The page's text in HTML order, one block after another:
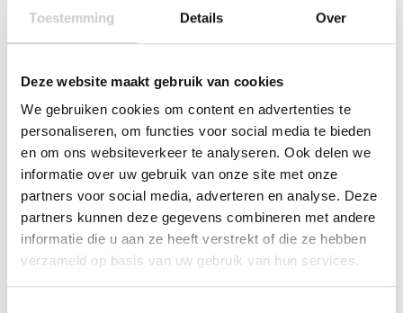
Toestemming Details Over
Deze website maakt gebruik van cookies
We gebruiken cookies om content en advertenties te
personaliseren, om functies voor social media te bieden
en om ons websiteverkeer te analyseren. Ook delen we
informatie over uw gebruik van onze site met onze
partners voor social media, adverteren en analyse. Deze
partners kunnen deze gegevens combineren met andere
informatie die u aan ze heeft verstrekt of die ze hebben
verzameld op basis van uw gebruik van hun services.
Plaats bestelling
Toevoegen om te vergelijken
Beschrijving Reviews (0)
Watertankdeksel Jura Impressa J/XJ
Deze watertankdeksel wordt geleverd in de kleur